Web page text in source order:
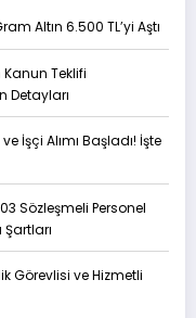
Altın 6.500 TL’yi Aştı
Kanun Teklifi
Detayları
İşçi Alımı Başladı! İşte
Sözleşmeli Personel
Görevlisi ve Hizmetli